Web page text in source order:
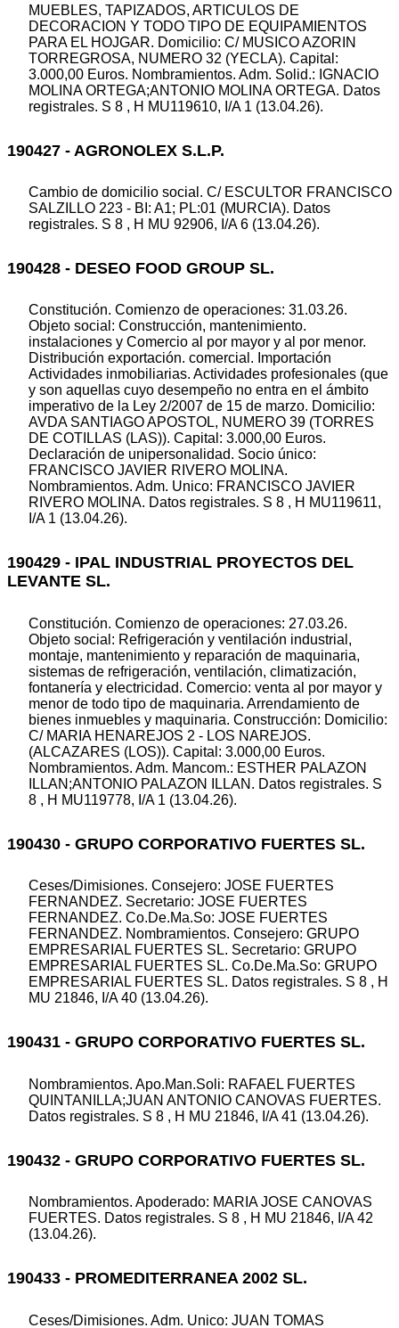
MUEBLES, TAPIZADOS, ARTICULOS DE
DECORACION Y TODO TIPO DE EQUIPAMIENTOS
PARA EL HOJGAR. Domicilio: C/ MUSICO AZORIN
TORREGROSA, NUMERO 32 (YECLA). Capital:
3.000,00 Euros. Nombramientos. Adm. Solid.: IGNACIO
MOLINA ORTEGA;ANTONIO MOLINA ORTEGA. Datos
registrales. S 8 , H MU119610, I/A 1 (13.04.26).
190427 - AGRONOLEX S.L.P.
Cambio de domicilio social. C/ ESCULTOR FRANCISCO
SALZILLO 223 - BI: A1; PL:01 (MURCIA). Datos
registrales. S 8 , H MU 92906, I/A 6 (13.04.26).
190428 - DESEO FOOD GROUP SL.
Constitución. Comienzo de operaciones: 31.03.26.
Objeto social: Construcción, mantenimiento.
instalaciones y Comercio al por mayor y al por menor.
Distribución exportación. comercial. Importación
Actividades inmobiliarias. Actividades profesionales (que
y son aquellas cuyo desempeño no entra en el ámbito
imperativo de la Ley 2/2007 de 15 de marzo. Domicilio:
AVDA SANTIAGO APOSTOL, NUMERO 39 (TORRES
DE COTILLAS (LAS)). Capital: 3.000,00 Euros.
Declaración de unipersonalidad. Socio único:
FRANCISCO JAVIER RIVERO MOLINA.
Nombramientos. Adm. Unico: FRANCISCO JAVIER
RIVERO MOLINA. Datos registrales. S 8 , H MU119611,
I/A 1 (13.04.26).
190429 - IPAL INDUSTRIAL PROYECTOS DEL
LEVANTE SL.
Constitución. Comienzo de operaciones: 27.03.26.
Objeto social: Refrigeración y ventilación industrial,
montaje, mantenimiento y reparación de maquinaria,
sistemas de refrigeración, ventilación, climatización,
fontanería y electricidad. Comercio: venta al por mayor y
menor de todo tipo de maquinaria. Arrendamiento de
bienes inmuebles y maquinaria. Construcción: Domicilio:
C/ MARIA HENAREJOS 2 - LOS NAREJOS.
(ALCAZARES (LOS)). Capital: 3.000,00 Euros.
Nombramientos. Adm. Mancom.: ESTHER PALAZON
ILLAN;ANTONIO PALAZON ILLAN. Datos registrales. S
8 , H MU119778, I/A 1 (13.04.26).
190430 - GRUPO CORPORATIVO FUERTES SL.
Ceses/Dimisiones. Consejero: JOSE FUERTES
FERNANDEZ. Secretario: JOSE FUERTES
FERNANDEZ. Co.De.Ma.So: JOSE FUERTES
FERNANDEZ. Nombramientos. Consejero: GRUPO
EMPRESARIAL FUERTES SL. Secretario: GRUPO
EMPRESARIAL FUERTES SL. Co.De.Ma.So: GRUPO
EMPRESARIAL FUERTES SL. Datos registrales. S 8 , H
MU 21846, I/A 40 (13.04.26).
190431 - GRUPO CORPORATIVO FUERTES SL.
Nombramientos. Apo.Man.Soli: RAFAEL FUERTES
QUINTANILLA;JUAN ANTONIO CANOVAS FUERTES.
Datos registrales. S 8 , H MU 21846, I/A 41 (13.04.26).
190432 - GRUPO CORPORATIVO FUERTES SL.
Nombramientos. Apoderado: MARIA JOSE CANOVAS
FUERTES. Datos registrales. S 8 , H MU 21846, I/A 42
(13.04.26).
190433 - PROMEDITERRANEA 2002 SL.
Ceses/Dimisiones. Adm. Unico: JUAN TOMAS